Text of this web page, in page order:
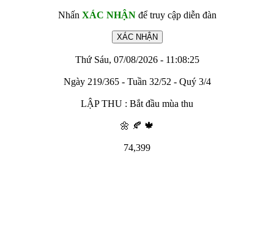
Nhấn XÁC NHẬNđể truy cập diễn đàn
Thứ Sáu, 07/08/2026 - 11:08:25
Ngày 219/365 - Tuần 32/52 - Quý 3/4
LẬP THU : Bắt đầu mùa thu
🌼 🍂 🍁
74,399